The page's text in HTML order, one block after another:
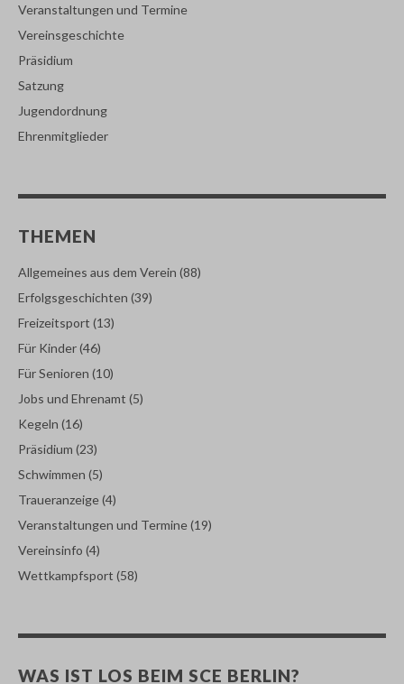
Veranstaltungen und Termine
Vereinsgeschichte
Präsidium
Satzung
Jugendordnung
Ehrenmitglieder
THEMEN
Allgemeines aus dem Verein (88)
Erfolgsgeschichten (39)
Freizeitsport (13)
Für Kinder(46)
Für Senioren (10)
Jobs und Ehrenamt (5)
Kegeln (16)
Präsidium (23)
Schwimmen (5)
Traueranzeige(4)
Veranstaltungen und Termine(19)
Vereinsinfo (4)
Wettkampfsport (58)
WAS IST LOS BEIM SCE BERLIN?